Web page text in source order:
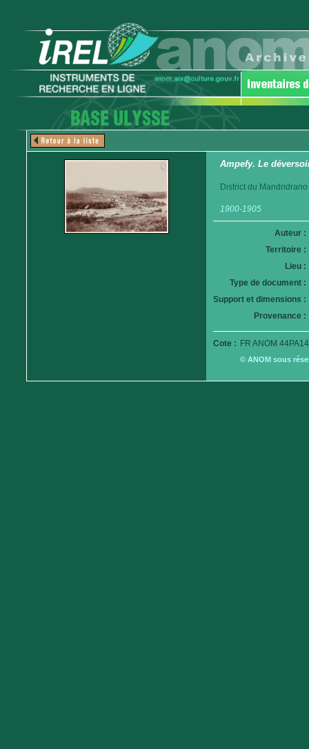
Ampefy. Le
District du Mandridrano
1900-1905
Auteur :
Territoire :
Lieu :
Type de document :
Support et dimensions :
Provenance :
Cote : FR ANOM
© ANOM sous